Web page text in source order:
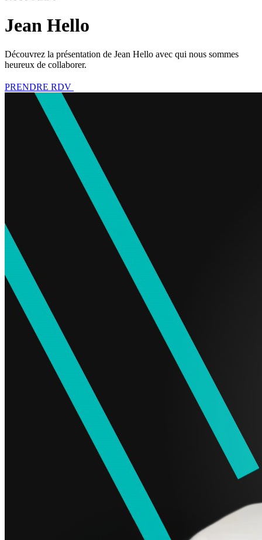
Jean Hello
Découvrez la présentation de Jean Hello avec qui nous sommes
heureux de collaborer.
PRENDRE RDV